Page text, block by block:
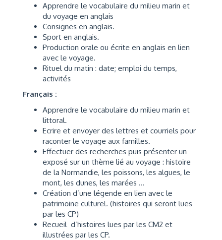
Apprendre le vocabulaire du milieu marin et
du voyage en anglais
Consignes en anglais.
Sport en anglais.
Production orale ou écrite en anglais en lien
avec le voyage.
Rituel du matin : date; emploi du temps,
activités
Français :
Apprendre le vocabulaire du milieu marin et
littoral.
Ecrire et envoyer des lettres et courriels pour
raconter le voyage aux familles.
Effectuer des recherches puis présenter un
exposé sur un thème lié au voyage : histoire
de la Normandie, les poissons, les algues, le
mont, les dunes, les marées …
Création d’une légende en lien avec le
patrimoine culturel. (histoires qui seront lues
par les CP)
Recueil d’histoires lues par les CM2 et
illustrées par les CP.